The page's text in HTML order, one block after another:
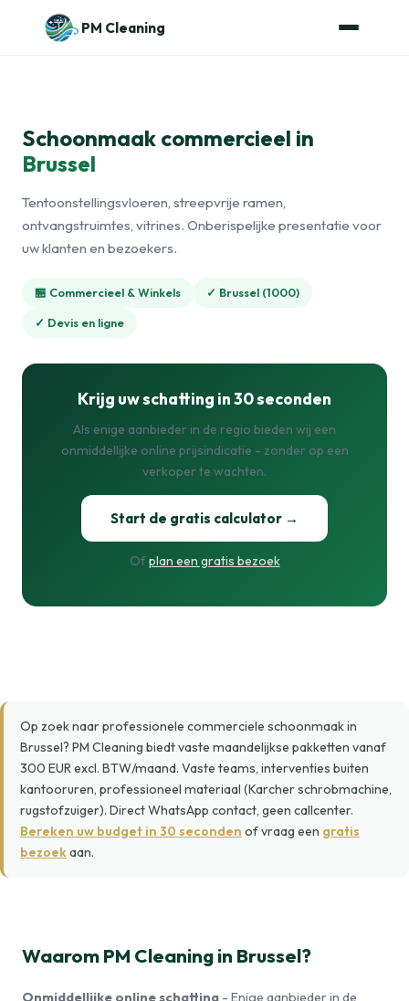
Naar de inhoud
PM Cleaning
Schoonmaak commercieel in
Brussel
Tentoonstellingsvloeren, streepvrije ramen,
ontvangstruimtes, vitrines. Onberispelijke presentatie voor
uw klanten en bezoekers.
🏪 Commercieel & Winkels ✓ Brussel (1000)
✓ Devis en ligne
Krijg uw schatting in 30 seconden
Als enige aanbieder in de regio bieden wij een
onmiddellijke online prijsindicatie - zonder op een
verkoper te wachten.
Start de gratis calculator →
Ofplan een gratis bezoek
Op zoek naar professionele commerciele schoonmaak in
Brussel? PM Cleaning biedt vaste maandelijkse pakketten vanaf
300 EUR excl. BTW/maand. Vaste teams, interventies buiten
kantooruren, professioneel materiaal (Karcher schrobmachine,
rugstofzuiger). Direct WhatsApp contact, geen callcenter.
Bereken uw budget in 30 seconden of vraag een gratis
bezoekaan.
Waarom PM Cleaning in Brussel?
Onmiddellijke online schatting - Enige aanbieder in de